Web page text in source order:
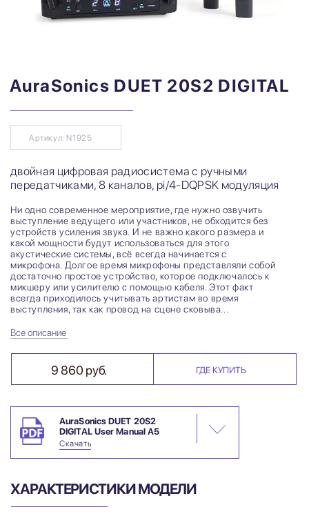
AuraSonics DUET 20S2 DIGITAL
Артикул: N1925
двойная цифровая радиосистема с ручными
передатчиками, 8 каналов, pi/4-DQPSK модуляция
Ни одно современное мероприятие, где нужно озвучить
выступление ведущего или участников, не обходится без
устройств усиления звука. И не важно какого размера и
какой мощности будут использоваться для этого
акустические системы, всё всегда начинается с
микрофона. Долгое время микрофоны представляли собой
достаточно простое устройство, которое подключалось к
микшеру или усилителю с помощью кабеля. Этот факт
всегда приходилось учитывать артистам во время
выступления, так как провод на сцене сковыва...
Все описание
9 860 руб. ГДЕ КУПИТЬ
AuraSonics DUET 20S2
DIGITAL User Manual A5
Скачать
ХАРАКТЕРИСТИКИ МОДЕЛИ